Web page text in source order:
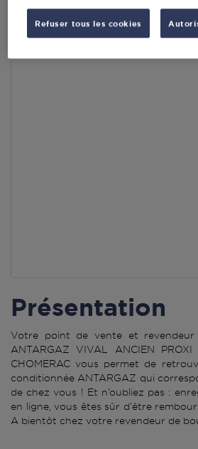
Accès
Présentation
Votre point de vente et
ANTARGAZ VIVAL ANCIEN
CHOMERAC vous permet de
conditionnée ANTARGAZ qui
de chez vous ! Et n’oubliez pas :
en ligne, vous êtes sûr d’être
A bientôt chez votre revendeur de
Refuser tous les cookies